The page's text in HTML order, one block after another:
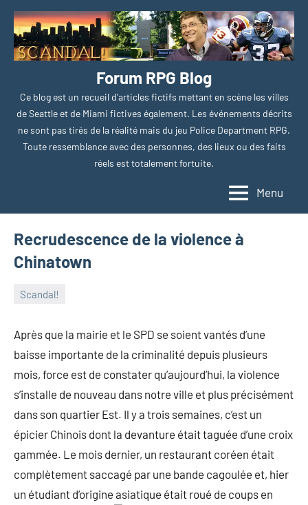
Aller
contenu
Forum RPG Blog
Ce blog est un recueil d'articles fictifs mettant en scène les villes
de Seattle et de Miami fictives également. Les événements décrits
ne sont pas tirés de la réalité mais du jeu Police Department RPG.
Toute ressemblance avec des personnes, des lieux ou des faits
réels est totalement fortuite.
Menu
Recrudescence de la violence à
Chinatown
Scandal!
2018
Après que la mairie et le SPD se soient vantés d’une
baisse importante de la criminalité depuis plusieurs
mois, force est de constater qu’aujourd’hui, la violence
s’installe de nouveau dans notre ville et plus précisément
dans son quartier Est. Il y a trois semaines, c’est un
épicier Chinois dont la devanture était taguée d’une croix
gammée. Le mois dernier, un restaurant coréen était
complètement saccagé par une bande cagoulée et, hier
un étudiant d’origine asiatique était roué de coups en